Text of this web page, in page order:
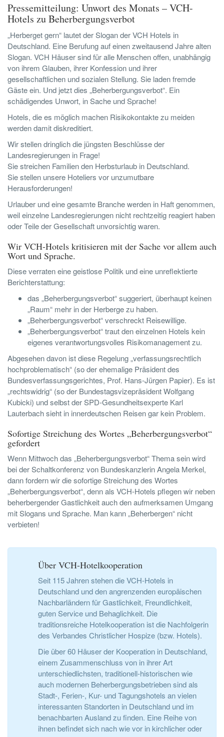
Pressemitteilung: Unwort des Monats – VCH-
Hotels zu Beherbergungsverbot
„Herberget gern“ lautet der Slogan der VCH Hotels in
Deutschland. Eine Berufung auf einen zweitausend Jahre alten
Slogan. VCH Häuser sind für alle Menschen offen, unabhängig
von ihrem Glauben, ihrer Konfession und ihrer
gesellschaftlichen und sozialen Stellung. Sie laden fremde
Gäste ein. Und jetzt dies „Beherbergungsverbot“. Ein
schädigendes Unwort, in Sache und Sprache!
Hotels, die es möglich machen Risikokontakte zu meiden
werden damit diskreditiert.
Wir stellen dringlich die jüngsten Beschlüsse der
Landesregierungen in Frage!
Sie streichen Familien den Herbsturlaub in Deutschland.
Sie stellen unsere Hoteliers vor unzumutbare
Herausforderungen!
Urlauber und eine gesamte Branche werden in Haft genommen,
weil einzelne Landesregierungen nicht rechtzeitig reagiert haben
oder Teile der Gesellschaft unvorsichtig waren.
Wir VCH-Hotels kritisieren mit der Sache vor allem auch
Wort und Sprache.
Diese verraten eine geistlose Politik und eine unreflektierte
Berichterstattung:
das „Beherbergungsverbot“ suggeriert, überhaupt keinen
„Raum“ mehr in der Herberge zu haben.
„Beherbergungsverbot“ verschreckt Reisewillige.
„Beherbergungsverbot“ traut den einzelnen Hotels kein
eigenes verantwortungsvolles Risikomanagement zu.
Abgesehen davon ist diese Regelung „verfassungsrechtlich
hochproblematisch“ (so der ehemalige Präsident des
Bundesverfassungsgerichtes, Prof. Hans-Jürgen Papier). Es ist
„rechtswidrig“ (so der Bundestagsvizepräsident Wolfgang
Kubicki) und selbst der SPD-Gesundheitsexperte Karl
Lauterbach sieht in innerdeutschen Reisen gar kein Problem.
Sofortige Streichung des Wortes „Beherbergungsverbot“
gefordert
Wenn Mittwoch das „Beherbergungsverbot“ Thema sein wird
bei der Schaltkonferenz von Bundeskanzlerin Angela Merkel,
dann fordern wir die sofortige Streichung des Wortes
„Beherbergungsverbot“, denn als VCH-Hotels pflegen wir neben
beherbergender Gastlichkeit auch den aufmerksamen Umgang
mit Slogans und Sprache. Man kann „Beherbergen“ nicht
verbieten!
Über VCH-Hotelkooperation
Seit 115 Jahren stehen die VCH-Hotels in
Deutschland und den angrenzenden europäischen
Nachbarländern für Gastlichkeit, Freundlichkeit,
guten Service und Behaglichkeit. Die
traditionsreiche Hotelkooperation ist die Nachfolgerin
des Verbandes Christlicher Hospize (bzw. Hotels).
Die über 60 Häuser der Kooperation in Deutschland,
einem Zusammenschluss von in ihrer Art
unterschiedlichsten, traditionell-historischen wie
auch modernen Beherbergungsbetrieben sind als
Stadt-, Ferien-, Kur- und Tagungshotels an vielen
interessanten Standorten in Deutschland und im
benachbarten Ausland zu finden. Eine Reihe von
ihnen befindet sich nach wie vor in kirchlicher oder